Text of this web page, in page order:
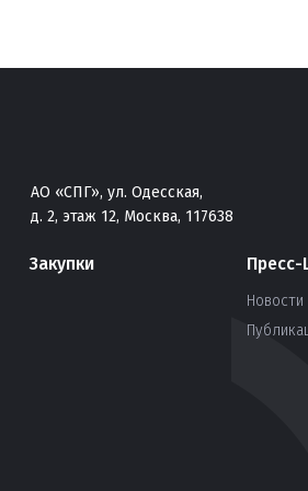
АО «СПГ», ул. Одесская,
д. 2, этаж 12, Москва, 117638
Закупки Пресс-
Новости